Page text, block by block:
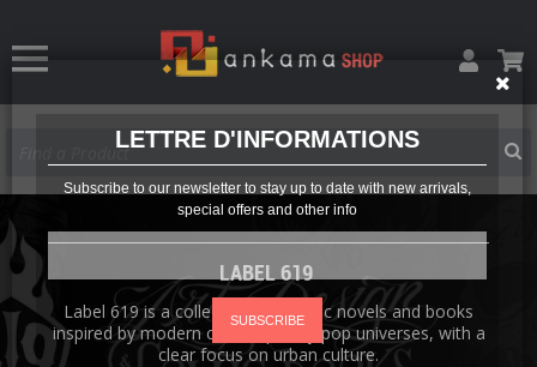
LETTRE D'INFORMATIONS
Subscribe to our newsletter to stay up to date with new arrivals,
special offers and other info
SUBSCRIBE
LABEL 619
Label 619 is a collection of graphic novels and books
inspired by modern contemporary pop universes, with a
clear focus on urban culture.